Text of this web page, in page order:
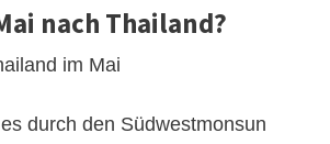
nach Thailand?
im Mai
durch den Südwestmonsun